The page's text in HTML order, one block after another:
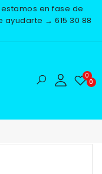
en fase de
→ 615 30 88